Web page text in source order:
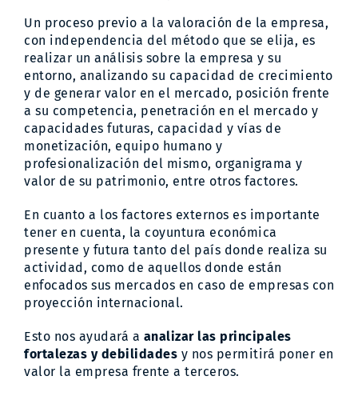
Un proceso previo a la valoración de la empresa,
con independencia del método que se elija, es
realizar un análisis sobre la empresa y su
entorno, analizando su capacidad de crecimiento
y de generar valor en el mercado, posición frente
a su competencia, penetración en el mercado y
capacidades futuras, capacidad y vías de
monetización, equipo humano y
profesionalización del mismo, organigrama y
valor de su patrimonio, entre otros factores.
En cuanto a los factores externos es importante
tener en cuenta, la coyuntura económica
presente y futura tanto del país donde realiza su
actividad, como de aquellos donde están
enfocados sus mercados en caso de empresas con
proyección internacional.
Esto nos ayudará a analizar las principales
fortalezas y debilidades y nos permitirá poner en
valor la empresa frente a terceros.